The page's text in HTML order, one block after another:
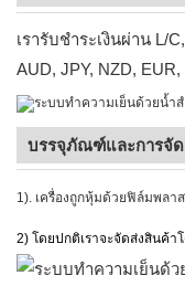
เรารับชำระเงินผ่าน L/
AUD, JPY, NZD,
บรรจุภัณฑ์และการจัด
1). เครื่องถูกหุ้มด้วยฟิล์มพลา
2) โดยปกติเราจะจัดส่งสินค้า